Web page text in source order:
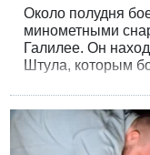
Около полудня
минометными
Галилее. Он
Штула, которым
Шиитская партия
этот обстрел.